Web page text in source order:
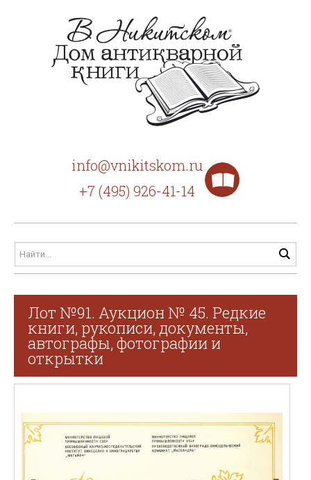
info@vnikitskom.ru
+7 (495) 926-41-14
Лот №91. Аукцион № 45. Редкие
книги, рукописи, документы,
автографы, фотографии и
открытки